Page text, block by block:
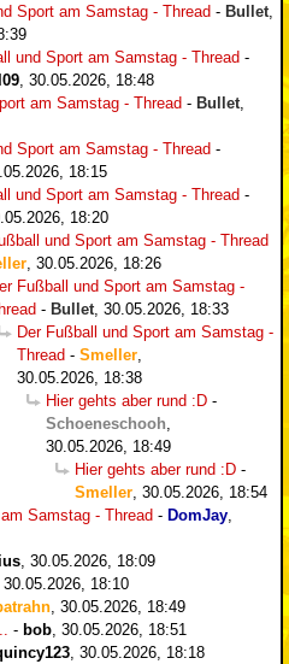
Sport am Samstag - Thread - Bullet,
und Sport am Samstag - Thread -
, 30.05.2026, 18:48
am Samstag - Thread - Bullet,
Sport am Samstag - Thread -
18:15
und Sport am Samstag - Thread -
18:20
und Sport am Samstag - Thread
, 30.05.2026, 18:26
Fußball und Sport am Samstag -
- Bullet, 30.05.2026, 18:33
Der Fußball und Sport am Samstag -
Thread - Smeller,
30.05.2026, 18:38
Hier gehts aber rund :D -
Schoeneschooh,
30.05.2026, 18:49
Hier gehts aber rund :D -
Smeller, 30.05.2026, 18:54
Samstag - Thread - DomJay,
, 30.05.2026, 18:09
30.05.2026, 18:10
, 30.05.2026, 18:49
- bob, 30.05.2026, 18:51
, 30.05.2026, 18:18